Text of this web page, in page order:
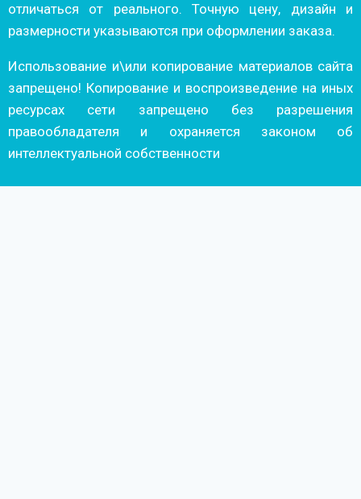
отличаться от реального. Точную цену, дизайн и
размерности указываются при оформлении заказа.
Использование и\или копирование материалов сайта
запрещено! Копирование и воспроизведение на иных
ресурсах сети запрещено без разрешения
правообладателя и охраняется законом об
интеллектуальной собственности